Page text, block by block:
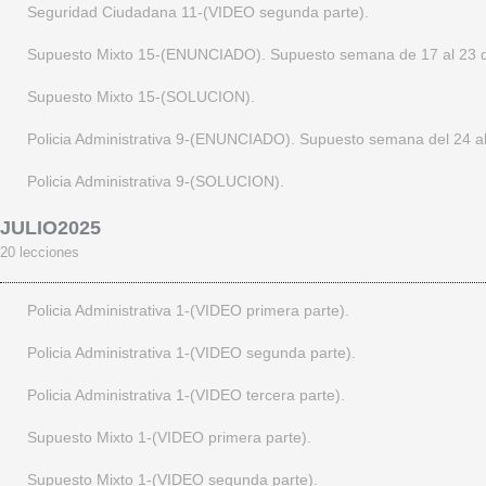
Supuesto Mixto 10-(ENUNCIADO). Sevilla 2025.
Supuesto Mixto 10-(SOLUCION).Sevilla 2025.
Seguridad Ciudadana 8-(ENUNCIADO).
Seguridad Ciudadana 8-(SOLUCION).
Seguridad Ciudadana 8-(VIDEO primera parte).
Seguridad Ciudadana 11-(VIDEO segunda parte).
Supuesto Mixto 15-(ENUNCIADO). Supuesto semana de 17 al 23
Supuesto Mixto 15-(SOLUCION).
Policia Administrativa 9-(ENUNCIADO). Supuesto semana del 24
Policia Administrativa 9-(SOLUCION).
JULIO2025
Trafico y Transportes 14-(SOLUCION).
Trafico y Transportes 14-(VIDEO primera parte).
Trafico y Transportes 14-(VIDEO segunda parte).
Trafico y Transportes 14-(VIDEO tercera parte).
20 lecciones
Policia Administrativa 1-(VIDEO primera parte).
Policia Administrativa 1-(VIDEO segunda parte).
Policia Administrativa 1-(VIDEO tercera parte).
Supuesto Mixto 1-(VIDEO primera parte).
Supuesto Mixto 1-(VIDEO segunda parte).